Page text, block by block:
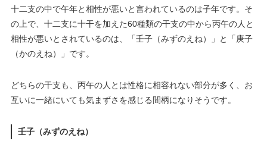
十二支の中で午年と相性が悪いと言われているのは子年です。そ
の上で、十二支に十干を加えた60種類の干支の中から丙午の人と
相性が悪いとされているのは、「壬子（みずのえね）」と「庚子
（かのえね）」です。
どちらの干支も、丙午の人とは性格に相容れない部分が多く、お
互いに一緒にいても気まずさを感じる間柄になりそうです。
壬子（みずのえね）